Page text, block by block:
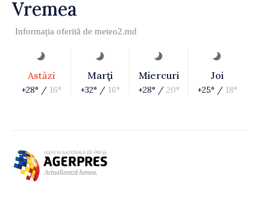
Vremea
Informația oferită de meteo2.md
Astăzi
+28° / 16°
Marţi
+32° / 16°
Miercuri
+28° / 20°
Joi
+25° / 18°